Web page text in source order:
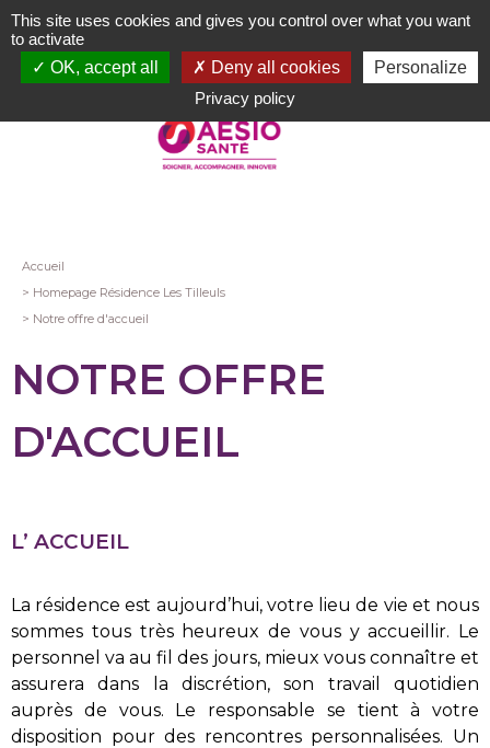
Aller
au
contenu
Fil
d'Ariane
Accueil
Homepage Résidence Les Tilleuls
Notre offre d'accueil
NOTRE OFFRE
D'ACCUEIL
L’ ACCUEIL
La résidence est aujourd’hui, votre lieu de vie et nous
sommes tous très heureux de vous y accueillir. Le
personnel va au fil des jours, mieux vous connaître et
assurera dans la discrétion, son travail quotidien
auprès de vous. Le responsable se tient à votre
disposition pour des rencontres personnalisées. Un
This site uses cookies and gives you control over what you want
to activate
OK, accept all
Deny all cookies
Personalize
Privacy policy